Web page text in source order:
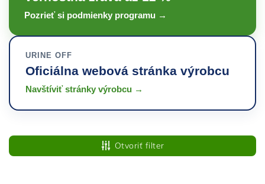
Pozrieť si podmienky programu →
URINE OFF
Oficiálna webová stránka výrobcu
Navštíviť stránky výrobcu →
Otvoriť filter